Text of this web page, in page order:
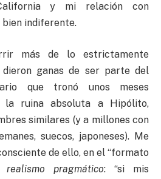
y mi relación con
bien indiferente.
más de lo estrictamente
dieron ganas de ser parte del
que tronó unos meses
la ruina absoluta a Hipólito,
similares (y a millones con
suecos, japoneses). Me
de ello, en el “formato
realismo pragmático: “si mis